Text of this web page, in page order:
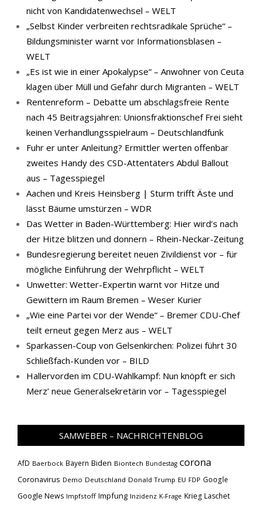
nicht von Kandidatenwechsel – WELT
„Selbst Kinder verbreiten rechtsradikale Sprüche“ –
Bildungsminister warnt vor Informationsblasen –
WELT
„Es ist wie in einer Apokalypse“ – Anwohner von Ceuta
klagen über Müll und Gefahr durch Migranten – WELT
Rentenreform – Debatte um abschlagsfreie Rente
nach 45 Beitragsjahren: Unionsfraktionschef Frei sieht
keinen Verhandlungsspielraum – Deutschlandfunk
Fuhr er unter Anleitung? Ermittler werten offenbar
zweites Handy des CSD-Attentäters Abdul Ballout
aus – Tagesspiegel
Aachen und Kreis Heinsberg | Sturm trifft Äste und
lässt Bäume umstürzen – WDR
Das Wetter in Baden-Württemberg: Hier wird’s nach
der Hitze blitzen und donnern – Rhein-Neckar-Zeitung
Bundesregierung bereitet neuen Zivildienst vor – für
mögliche Einführung der Wehrpflicht – WELT
Unwetter: Wetter-Expertin warnt vor Hitze und
Gewittern im Raum Bremen – Weser Kurier
„Wie eine Partei vor der Wende“ – Bremer CDU-Chef
teilt erneut gegen Merz aus – WELT
Sparkassen-Coup von Gelsenkirchen: Polizei führt 30
Schließfach-Kunden vor – BILD
Hallervorden im CDU-Wahlkampf: Nun knöpft er sich
Merz’ neue Generalsekretärin vor – Tagesspiegel
SAMWEBER – NACHRICHTENBLOG
AfD Baerbock Bayern Biden Biontech Bundestag corona
Coronavirus Demo Deutschland Donald Trump EU FDP Google
Google News Impfstoff Impfung Inzidenz K-Frage Krieg Laschet